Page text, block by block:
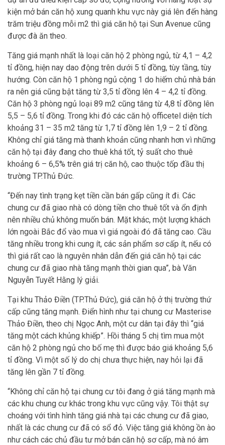
kiện mở bán căn hộ xung quanh khu vực này giá lên đến hàng
trăm triệu đồng mỗi m2 thì giá căn hộ tại Sun Avenue cũng
được đà ăn theo.
Tăng giá mạnh nhất là loại căn hộ 2 phòng ngủ, từ 4,1 – 4,2
tỉ đồng, hiện nay dao động trên dưới 5 tỉ đồng, tùy tầng, tùy
hướng. Còn căn hộ 1 phòng ngủ cộng 1 do hiếm chủ nhà bán
ra nên giá cũng bật tăng từ 3,5 tỉ đồng lên 4 – 4,2 tỉ đồng.
Căn hộ 3 phòng ngủ loại 89 m2 cũng tăng từ 4,8 tỉ đồng lên
5,5 – 5,6 tỉ đồng. Trong khi đó các căn hộ officetel diện tích
khoảng 31 – 35 m2 tăng từ 1,7 tỉ đồng lên 1,9 – 2 tỉ đồng.
Không chỉ giá tăng mà thanh khoản cũng nhanh hơn vì những
căn hộ tại đây đang cho thuê khá tốt, tỷ suất cho thuê
khoảng 6 – 6,5% trên giá trị căn hộ, cao thuộc tốp đầu thị
trường TP.Thủ Đức.
“Đến nay tình trạng kẹt tiền cần bán gấp cũng ít đi. Các
chung cư đã giao nhà có dòng tiền cho thuê tốt và ổn định
nên nhiều chủ không muốn bán. Mặt khác, một lượng khách
lớn ngoài Bắc đổ vào mua vì giá ngoài đó đã tăng cao. Cầu
tăng nhiều trong khi cung ít, các sản phẩm sơ cấp ít, nếu có
thì giá rất cao là nguyên nhân dẫn đến giá căn hộ tại các
chung cư đã giao nhà tăng mạnh thời gian qua”, bà Văn
Nguyễn Tuyết Hằng lý giải.
Tại khu Thảo Điền (TP.Thủ Đức), giá căn hộ ở thị trường thứ
cấp cũng tăng mạnh. Điển hình như tại chung cư Masterise
Thảo Điền, theo chị Ngọc Anh, một cư dân tại đây thì “giá
tăng một cách khủng khiếp”. Hồi tháng 5 chị tìm mua một
căn hộ 2 phòng ngủ cho bố mẹ thì được báo giá khoảng 5,6
tỉ đồng. Vì một số lý do chị chưa thực hiện, nay hỏi lại đã
tăng lên gần 7 tỉ đồng.
“Không chỉ căn hộ tại chung cư tôi đang ở giá tăng mạnh mà
các khu chung cư khác trong khu vực cũng vậy. Tôi thật sự
choáng với tình hình tăng giá nhà tại các chung cư đã giao,
nhất là các chung cư đã có sổ đỏ. Việc tăng giá không ồn ào
như cách các chủ đầu tư mở bán căn hộ sơ cấp, mà nó âm